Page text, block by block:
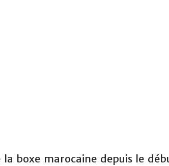
la boxe marocaine depuis le